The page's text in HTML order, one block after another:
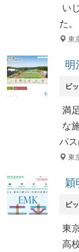
い
た
東
明
ピ
満
な
パ
東
穎
ピ
東
高